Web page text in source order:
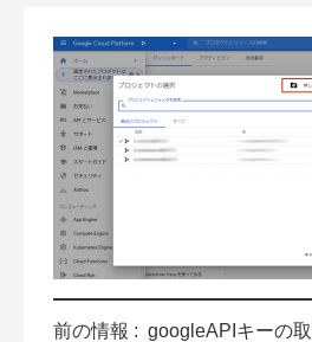
前の情報 : googleAPIキーの